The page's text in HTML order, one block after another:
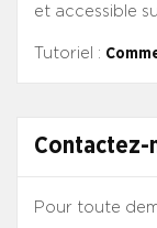
et accessible
Tutoriel :
Contactez-
Pour toute